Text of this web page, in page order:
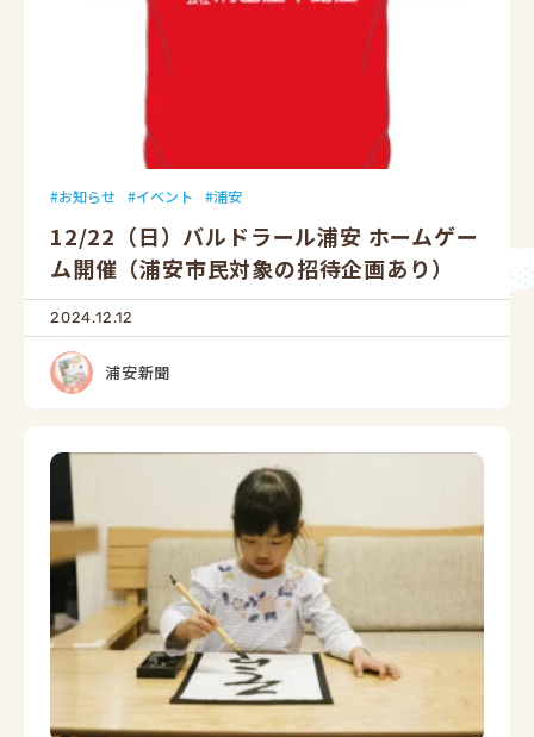
お知らせ イベント 浦安
12/22（日）バルドラール浦安 ホームゲー
ム開催（浦安市民対象の招待企画あり）
2024.12.12
浦安新聞